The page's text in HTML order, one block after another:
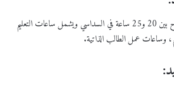
يمثل الرصيد حجما ساعيا يتراوح بين 20 و25 ساعة في السداسي ويشمل ساعات التعليم
وساعات عمل الطالب الذاتية.